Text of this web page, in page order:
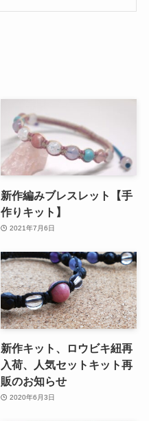
新作編みブレスレット【手
作りキット】
2021年7月6日
新作キット、ロウビキ紐再
入荷、人気セットキット再
販のお知らせ
2020年6月3日